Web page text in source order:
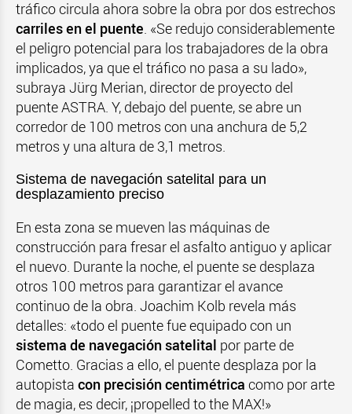
tráfico circula ahora sobre la obra por dos estrechos
carriles en el puente. «Se redujo considerablemente
el peligro potencial para los trabajadores de la obra
implicados, ya que el tráfico no pasa a su lado»,
subraya Jürg Merian, director de proyecto del
puente ASTRA. Y, debajo del puente, se abre un
corredor de 100 metros con una anchura de 5,2
metros y una altura de 3,1 metros.
Sistema de navegación satelital para un
desplazamiento preciso
En esta zona se mueven las máquinas de
construcción para fresar el asfalto antiguo y aplicar
el nuevo. Durante la noche, el puente se desplaza
otros 100 metros para garantizar el avance
continuo de la obra. Joachim Kolb revela más
detalles: «todo el puente fue equipado con un
sistema de navegación satelital por parte de
Cometto. Gracias a ello, el puente desplaza por la
autopista con precisión centimétrica como por arte
de magia, es decir, ¡propelled to the MAX!»